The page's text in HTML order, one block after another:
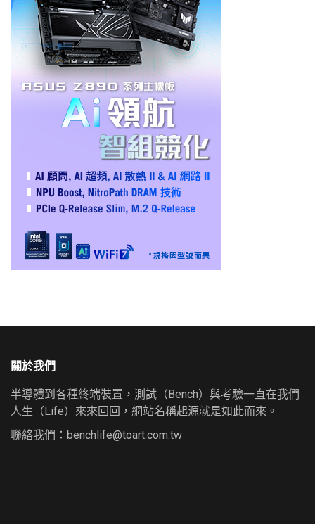
關於我們
半導體到各種終端裝置，測試（Bench）與考驗一直在我們
人生（Life）來來回回，網站名稱起源就是如此而來。
聯絡我們： benchlife@toart.com.tw